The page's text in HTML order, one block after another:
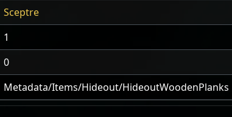
Sceptre
1
0
Metadata/Items/Hideout/HideoutWoodenPlanks